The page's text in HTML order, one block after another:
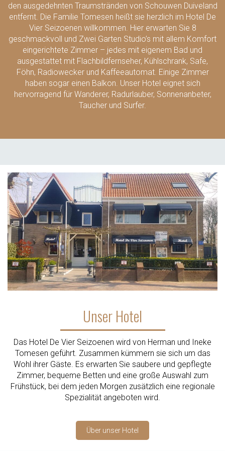
den ausgedehnten Traumstränden von Schouwen Duiveland
entfernt. Die Familie Tomesen heißt sie herzlich im Hotel De
Vier Seizoenen willkommen. Hier erwarten Sie 8
geschmackvoll und Zwei Garten Studio’s mit allem Komfort
eingerichtete Zimmer – jedes mit eigenem Bad und
ausgestattet mit Flachbildfernseher, Kühlschrank, Safe,
Föhn, Radiowecker und Kaffeeautomat. Einige Zimmer
haben sogar einen Balkon. Unser Hotel eignet sich
hervorragend für Wanderer, Radurlauber, Sonnenanbeter,
Taucher und Surfer.
Unser Hotel
Das Hotel De Vier Seizoenen wird von Herman und Ineke
Tomesen geführt. Zusammen kümmern sie sich um das
Wohl ihrer Gäste. Es erwarten Sie saubere und gepflegte
Zimmer, bequeme Betten und eine große Auswahl zum
Frühstück, bei dem jeden Morgen zusätzlich eine regionale
Spezialität angeboten wird.
Über unser Hotel